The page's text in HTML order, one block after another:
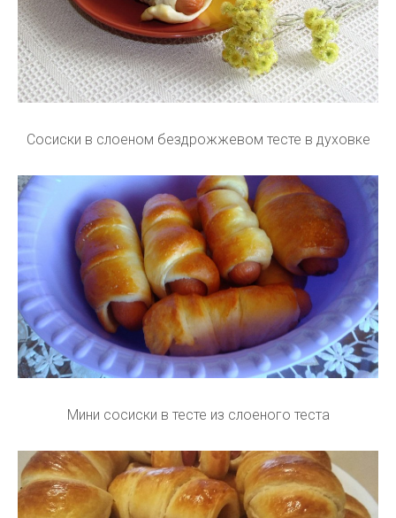
Сосиски в слоеном бездрожжевом тесте в духовке
Мини сосиски в тесте из слоеного теста